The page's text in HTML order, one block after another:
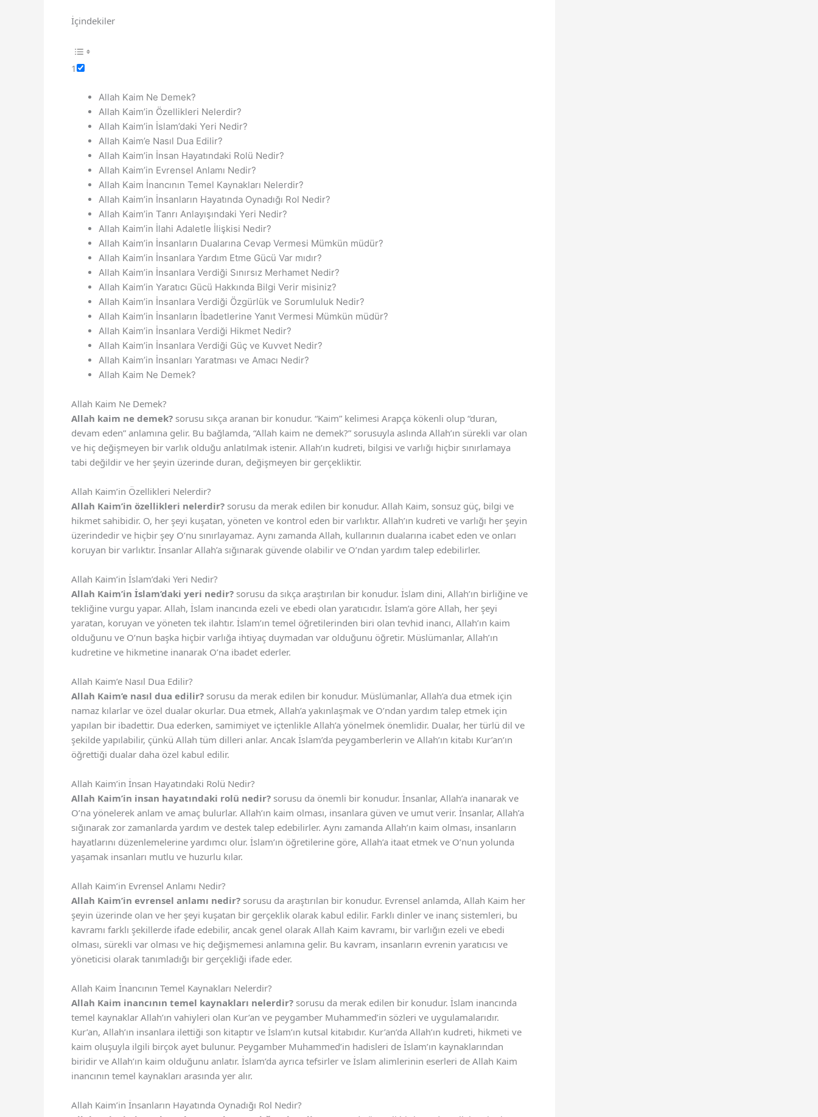
İçindekiler
1
Allah Kaim Ne Demek?
Allah Kaim’in Özellikleri Nelerdir?
Allah Kaim’in İslam’daki Yeri Nedir?
Allah Kaim’e Nasıl Dua Edilir?
Allah Kaim’in İnsan Hayatındaki Rolü Nedir?
Allah Kaim’in Evrensel Anlamı Nedir?
Allah Kaim İnancının Temel Kaynakları Nelerdir?
Allah Kaim’in İnsanların Hayatında Oynadığı Rol Nedir?
Allah Kaim’in Tanrı Anlayışındaki Yeri Nedir?
Allah Kaim’in İlahi Adaletle İlişkisi Nedir?
Allah Kaim’in İnsanların Dualarına Cevap Vermesi Mümkün müdür?
Allah Kaim’in İnsanlara Yardım Etme Gücü Var mıdır?
Allah Kaim’in İnsanlara Verdiği Sınırsız Merhamet Nedir?
Allah Kaim’in Yaratıcı Gücü Hakkında Bilgi Verir misiniz?
Allah Kaim’in İnsanlara Verdiği Özgürlük ve Sorumluluk Nedir?
Allah Kaim’in İnsanların İbadetlerine Yanıt Vermesi Mümkün müdür?
Allah Kaim’in İnsanlara Verdiği Hikmet Nedir?
Allah Kaim’in İnsanlara Verdiği Güç ve Kuvvet Nedir?
Allah Kaim’in İnsanları Yaratması ve Amacı Nedir?
Allah Kaim Ne Demek?
Allah Kaim Ne Demek?
Allah kaim ne demek? sorusu sıkça aranan bir konudur. “Kaim” kelimesi Arapça kökenli olup “duran,
devam eden” anlamına gelir. Bu bağlamda, “Allah kaim ne demek?” sorusuyla aslında Allah’ın sürekli var olan
ve hiç değişmeyen bir varlık olduğu anlatılmak istenir. Allah’ın kudreti, bilgisi ve varlığı hiçbir sınırlamaya
tabi değildir ve her şeyin üzerinde duran, değişmeyen bir gerçekliktir.
Allah Kaim’in Özellikleri Nelerdir?
Allah Kaim’in özellikleri nelerdir? sorusu da merak edilen bir konudur. Allah Kaim, sonsuz güç, bilgi ve
hikmet sahibidir. O, her şeyi kuşatan, yöneten ve kontrol eden bir varlıktır. Allah’ın kudreti ve varlığı her şeyin
üzerindedir ve hiçbir şey O’nu sınırlayamaz. Aynı zamanda Allah, kullarının dualarına icabet eden ve onları
koruyan bir varlıktır. İnsanlar Allah’a sığınarak güvende olabilir ve O’ndan yardım talep edebilirler.
Allah Kaim’in İslam’daki Yeri Nedir?
Allah Kaim’in İslam’daki yeri nedir? sorusu da sıkça araştırılan bir konudur. İslam dini, Allah’ın birliğine ve
tekliğine vurgu yapar. Allah, İslam inancında ezeli ve ebedi olan yaratıcıdır. İslam’a göre Allah, her şeyi
yaratan, koruyan ve yöneten tek ilahtır. İslam’ın temel öğretilerinden biri olan tevhid inancı, Allah’ın kaim
olduğunu ve O’nun başka hiçbir varlığa ihtiyaç duymadan var olduğunu öğretir. Müslümanlar, Allah’ın
kudretine ve hikmetine inanarak O’na ibadet ederler.
Allah Kaim’e Nasıl Dua Edilir?
Allah Kaim’e nasıl dua edilir? sorusu da merak edilen bir konudur. Müslümanlar, Allah’a dua etmek için
namaz kılarlar ve özel dualar okurlar. Dua etmek, Allah’a yakınlaşmak ve O’ndan yardım talep etmek için
yapılan bir ibadettir. Dua ederken, samimiyet ve içtenlikle Allah’a yönelmek önemlidir. Dualar, her türlü dil ve
şekilde yapılabilir, çünkü Allah tüm dilleri anlar. Ancak İslam’da peygamberlerin ve Allah’ın kitabı Kur’an’ın
öğrettiği dualar daha özel kabul edilir.
Allah Kaim’in İnsan Hayatındaki Rolü Nedir?
Allah Kaim’in insan hayatındaki rolü nedir? sorusu da önemli bir konudur. İnsanlar, Allah’a inanarak ve
O’na yönelerek anlam ve amaç bulurlar. Allah’ın kaim olması, insanlara güven ve umut verir. İnsanlar, Allah’a
sığınarak zor zamanlarda yardım ve destek talep edebilirler. Aynı zamanda Allah’ın kaim olması, insanların
hayatlarını düzenlemelerine yardımcı olur. İslam’ın öğretilerine göre, Allah’a itaat etmek ve O’nun yolunda
yaşamak insanları mutlu ve huzurlu kılar.
Allah Kaim’in Evrensel Anlamı Nedir?
Allah Kaim’in evrensel anlamı nedir? sorusu da araştırılan bir konudur. Evrensel anlamda, Allah Kaim her
şeyin üzerinde olan ve her şeyi kuşatan bir gerçeklik olarak kabul edilir. Farklı dinler ve inanç sistemleri, bu
kavramı farklı şekillerde ifade edebilir, ancak genel olarak Allah Kaim kavramı, bir varlığın ezeli ve ebedi
olması, sürekli var olması ve hiç değişmemesi anlamına gelir. Bu kavram, insanların evrenin yaratıcısı ve
yöneticisi olarak tanımladığı bir gerçekliği ifade eder.
Allah Kaim İnancının Temel Kaynakları Nelerdir?
Allah Kaim inancının temel kaynakları nelerdir? sorusu da merak edilen bir konudur. İslam inancında
temel kaynaklar Allah’ın vahiyleri olan Kur’an ve peygamber Muhammed’in sözleri ve uygulamalarıdır.
Kur’an, Allah’ın insanlara ilettiği son kitaptır ve İslam’ın kutsal kitabıdır. Kur’an’da Allah’ın kudreti, hikmeti ve
kaim oluşuyla ilgili birçok ayet bulunur. Peygamber Muhammed’in hadisleri de İslam’ın kaynaklarından
biridir ve Allah’ın kaim olduğunu anlatır. İslam’da ayrıca tefsirler ve İslam alimlerinin eserleri de Allah Kaim
inancının temel kaynakları arasında yer alır.
Allah Kaim’in İnsanların Hayatında Oynadığı Rol Nedir?